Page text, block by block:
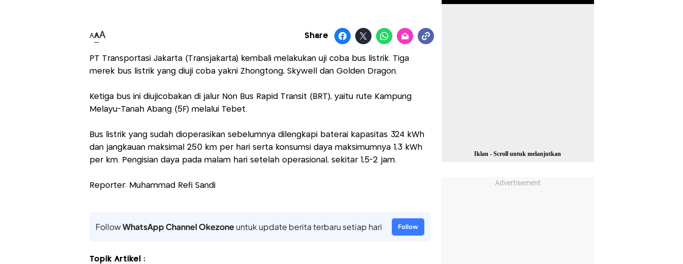
AAA Share
PT Transportasi Jakarta (Transjakarta) kembali melakukan uji coba bus listrik. Tiga
merek bus listrik yang diuji coba yakni Zhongtong, Skywell dan Golden Dragon.
Ketiga bus ini diujicobakan di jalur Non Bus Rapid Transit (BRT), yaitu rute Kampung
Melayu-Tanah Abang (5F) melalui Tebet.
Bus listrik yang sudah dioperasikan sebelumnya dilengkapi baterai kapasitas 324 kWh
dan jangkauan maksimal 250 km per hari serta konsumsi daya maksimumnya 1,3 kWh
per km. Pengisian daya pada malam hari setelah operasional, sekitar 1,5-2 jam.
Reporter: Muhammad Refi Sandi
FollowWhatsApp Channel Okezoneuntuk update berita terbaru setiap hari Follow
Topik Artikel :
Iklan - Scroll untuk melanjutkan
Advertisement